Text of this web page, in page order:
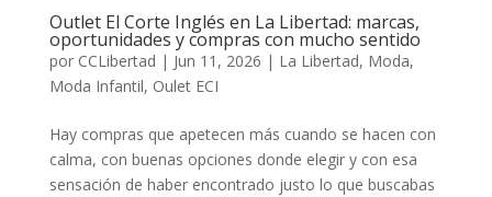
Outlet El Corte Inglés en La Libertad: marcas,
oportunidades y compras con mucho sentido
por CCLibertad | Jun 11, 2026 | La Libertad, Moda,
Moda Infantil, Oulet ECI
Hay compras que apetecen más cuando se hacen con
calma, con buenas opciones donde elegir y con esa
sensación de haber encontrado justo lo que buscabas